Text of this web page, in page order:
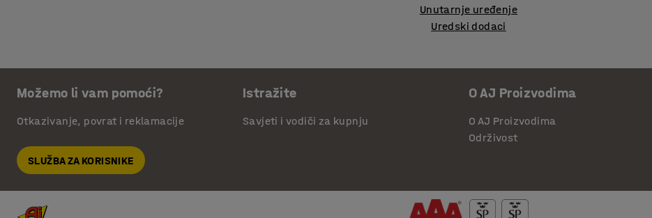
Unutarnje uređenje
Uredski dodaci
Možemo li vam pomoći?
Otkazivanje, povrat i reklamacije
SLUŽBA ZA KORISNIKE
Istražite
Savjeti i vodiči za kupnju
O AJ Proizvodima
O AJ Proizvodima
Održivost